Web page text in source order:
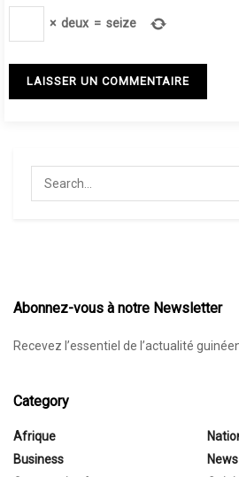
× deux = seize
Abonnez-vous à notre Newsletter
Recevez l’essentiel de l’actualité
Category
Afrique
Business
News